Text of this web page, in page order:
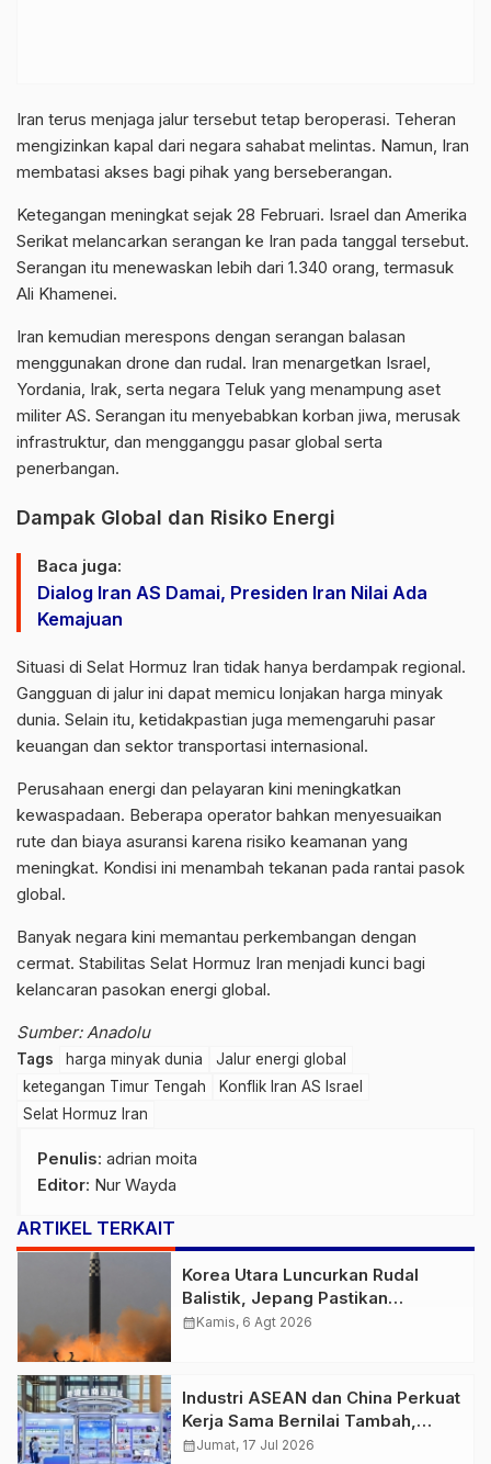
Iran terus menjaga jalur tersebut tetap beroperasi. Teheran
mengizinkan kapal dari negara sahabat melintas. Namun, Iran
membatasi akses bagi pihak yang berseberangan.
Ketegangan meningkat sejak 28 Februari. Israel dan Amerika
Serikat melancarkan serangan ke Iran pada tanggal tersebut.
Serangan itu menewaskan lebih dari 1.340 orang, termasuk
Ali Khamenei.
Iran kemudian merespons dengan serangan balasan
menggunakan drone dan rudal. Iran menargetkan Israel,
Yordania, Irak, serta negara Teluk yang menampung aset
militer AS. Serangan itu menyebabkan korban jiwa, merusak
infrastruktur, dan mengganggu pasar global serta
penerbangan.
Dampak Global dan Risiko Energi
Baca juga:
Dialog Iran AS Damai, Presiden Iran Nilai Ada
Kemajuan
Situasi di Selat Hormuz Iran tidak hanya berdampak regional.
Gangguan di jalur ini dapat memicu lonjakan harga minyak
dunia. Selain itu, ketidakpastian juga memengaruhi pasar
keuangan dan sektor transportasi internasional.
Perusahaan energi dan pelayaran kini meningkatkan
kewaspadaan. Beberapa operator bahkan menyesuaikan
rute dan biaya asuransi karena risiko keamanan yang
meningkat. Kondisi ini menambah tekanan pada rantai pasok
global.
Banyak negara kini memantau perkembangan dengan
cermat. Stabilitas Selat Hormuz Iran menjadi kunci bagi
kelancaran pasokan energi global.
Sumber: Anadolu
Tags harga minyak dunia
Jalur energi global
ketegangan Timur Tengah
Konflik Iran AS Israel
Selat Hormuz Iran
Penulis: adrian moita
Editor: Nur Wayda
ARTIKEL TERKAIT
Korea Utara Luncurkan Rudal
Balistik, Jepang Pastikan
Wilayahnya Aman
calendar_monthKamis, 6 Agt 2026
Industri ASEAN dan China Perkuat
Kerja Sama Bernilai Tambah,
Fokus AI hingga Energi Hijau
calendar_monthJumat, 17 Jul 2026